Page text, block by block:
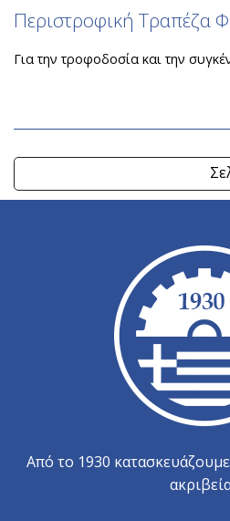
Περιστροφική Τραπέζα
Για την τροφοδοσία και την
Από το 1930